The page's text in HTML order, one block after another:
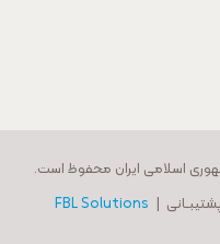
اسلامی ایران محفوظ است.
FBL Solutions